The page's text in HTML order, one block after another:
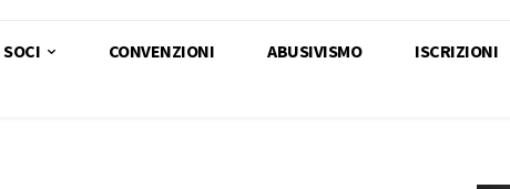
SOCI CONVENZIONI ABUSIVISMO ISCRIZIONI